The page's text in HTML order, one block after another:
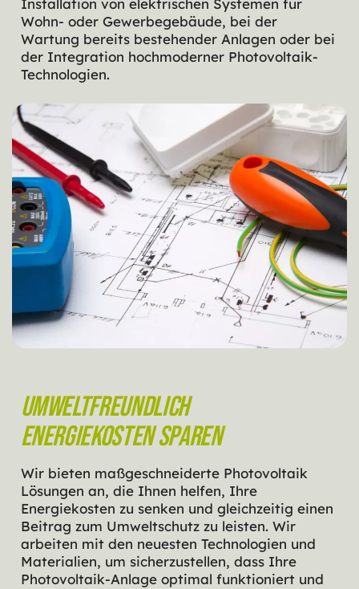
Wohn- oder Gewerbegebäude, bei der
Wartung bereits bestehender Anlagen oder bei
der Integration hochmoderner Photovoltaik-
Technologien.
Umweltfreundlich
Energiekosten sparen
Wir bieten maßgeschneiderte Photovoltaik
Lösungen an, die Ihnen helfen, Ihre
Energiekosten zu senken und gleichzeitig einen
Beitrag zum Umweltschutz zu leisten. Wir
arbeiten mit den neuesten Technologien und
Materialien, um sicherzustellen, dass Ihre
Photovoltaik-Anlage optimal funktioniert und